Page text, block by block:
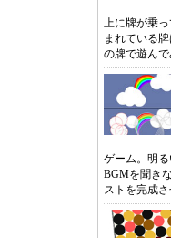
上に牌が乗
まれている
の牌で遊ん
ゲーム。明
BGMを聞き
ストを完成